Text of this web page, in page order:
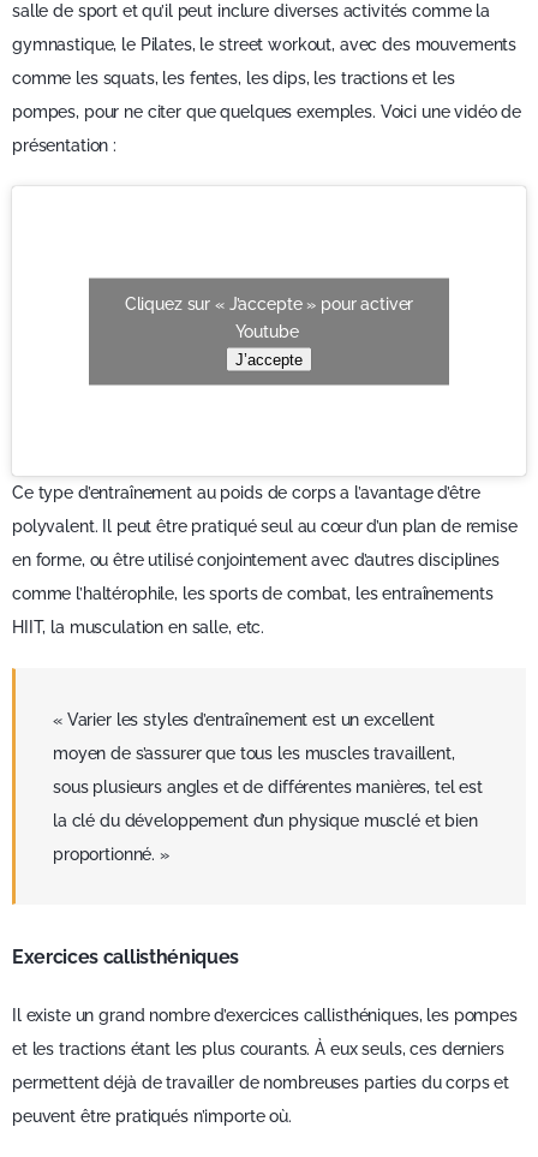
salle de sport et qu’il peut inclure diverses activités comme la
gymnastique, le Pilates, le street workout, avec des mouvements
comme les squats, les fentes, les dips, les tractions et les
pompes, pour ne citer que quelques exemples. Voici une vidéo de
présentation :
Cliquez sur « J’accepte » pour activer
Youtube
J’accepte
Ce type d’entraînement au poids de corps a l’avantage d’être
polyvalent. Il peut être pratiqué seul au cœur d’un plan de remise
en forme, ou être utilisé conjointement avec d’autres disciplines
comme l’haltérophile, les sports de combat, les entraînements
HIIT, la musculation en salle, etc.
« Varier les styles d’entraînement est un excellent
moyen de s’assurer que tous les muscles travaillent,
sous plusieurs angles et de différentes manières, tel est
la clé du développement d’un physique musclé et bien
proportionné. »
Exercices callisthéniques
Il existe un grand nombre d’exercices callisthéniques, les pompes
et les tractions étant les plus courants. À eux seuls, ces derniers
permettent déjà de travailler de nombreuses parties du corps et
peuvent être pratiqués n’importe où.